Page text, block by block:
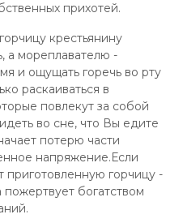
прихотей.
крестьянину
а мореплавателю -
и ощущать горечь во рту
раскаиваться в
повлекут за собой
во сне, что Вы едите
потерю части
напряжение.Если
горчицу -
пожертвует богатством